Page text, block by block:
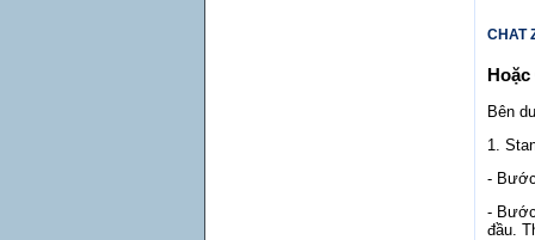
CHAT
Bên
1.
-
-
đầu.